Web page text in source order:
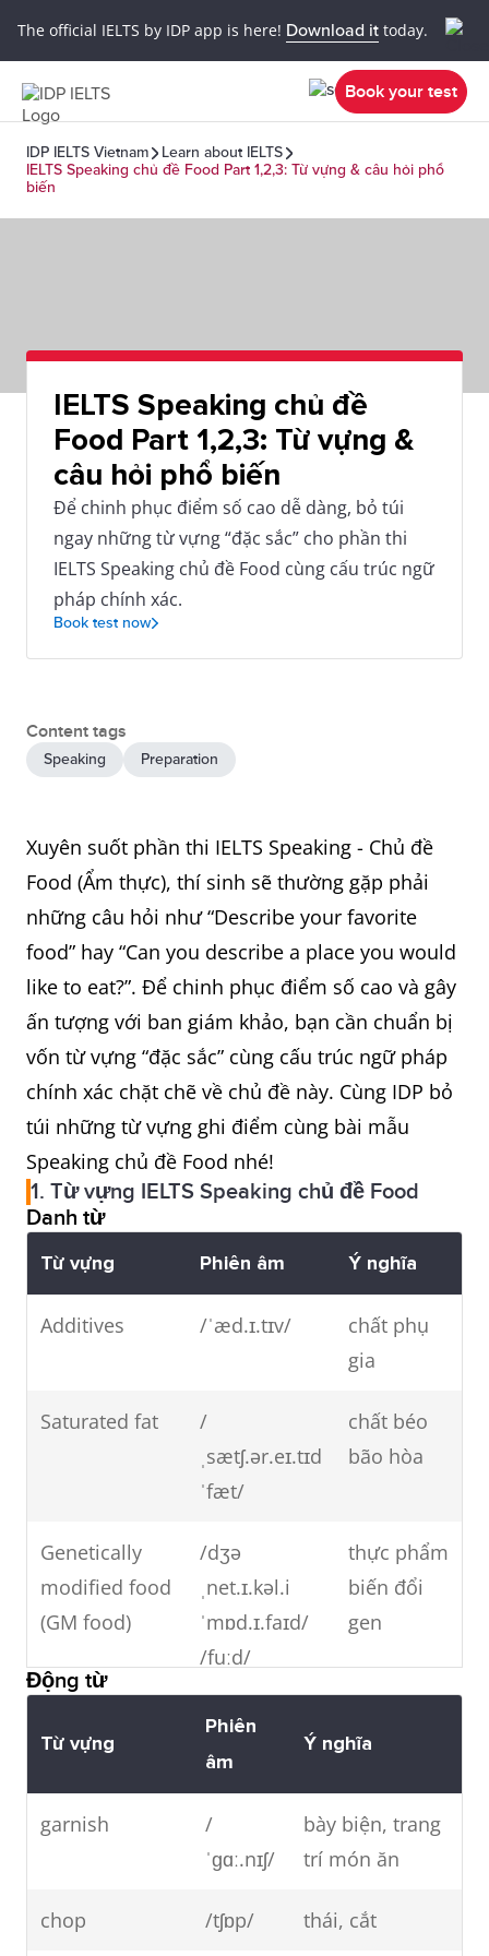
The official IELTS by IDP app is here! Download it today.
Book your test
IDP IELTS Vietnam
Learn about IELTS
IELTS Speaking chủ đề Food Part 1,2,3: Từ vựng & câu hỏi phổ
biến
IELTS Speaking chủ đề
Food Part 1,2,3: Từ vựng &
câu hỏi phổ biến
Để chinh phục điểm số cao dễ dàng, bỏ túi
ngay những từ vựng “đặc sắc” cho phần thi
IELTS Speaking chủ đề Food cùng cấu trúc ngữ
pháp chính xác.
Book test now
Content tags
Speaking Preparation
Xuyên suốt phần thi IELTS Speaking - Chủ đề
Food (Ẩm thực), thí sinh sẽ thường gặp phải
những câu hỏi như “Describe your favorite
food” hay “Can you describe a place you would
like to eat?”. Để chinh phục điểm số cao và gây
ấn tượng với ban giám khảo, bạn cần chuẩn bị
vốn từ vựng “đặc sắc” cùng cấu trúc ngữ pháp
chính xác chặt chẽ về chủ đề này. Cùng IDP bỏ
túi những từ vựng ghi điểm cùng bài mẫu
Speaking chủ đề Food nhé!
1. Từ vựng IELTS Speaking chủ đề Food
Danh từ
Từ vựng Phiên âm Ý nghĩa
Additives /ˈæd.ɪ.tɪv/
chất phụ
gia
Saturated fat
/
ˌsætʃ.ər.eɪ.tɪd
ˈfæt/
chất béo
bão hòa
Genetically
modified food
(GM food)
/dʒə
ˌnet.ɪ.kəl.i
ˈmɒd.ɪ.faɪd/
/fuːd/
thực phẩm
biến đổi
gen
/ˈbevərɪdʒ/
(ngoại trừ
nước)
/ˈprəʊ.sest/
thức ăn
đóng gói
Động từ
Từ vựng
Phiên
âm
Ý nghĩa
garnish
/
ˈɡɑː.nɪʃ/
bày biện, trang
trí món ăn
chop /tʃɒp/ thái, cắt